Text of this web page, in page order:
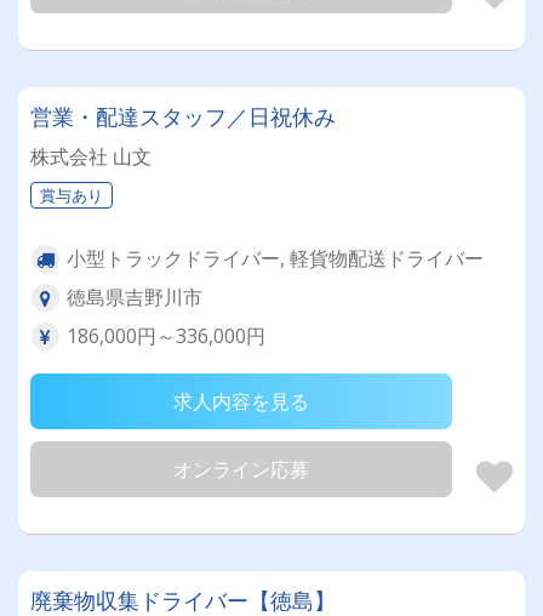
営業・配達スタッフ／日祝休み
株式会社 山文
賞与あり
小型トラックドライバー, 軽貨物配送ドライバー
徳島県吉野川市
186,000円～336,000円
求人内容を見る
オンライン応募
廃棄物収集ドライバー【徳島】